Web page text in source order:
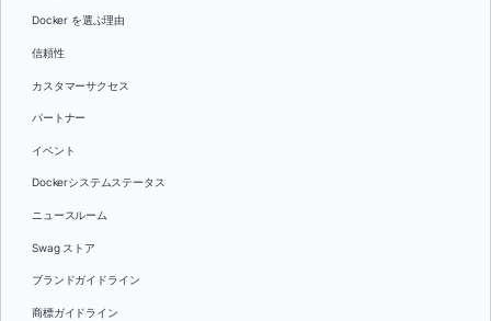
Docker を選ぶ理由
信頼性
カスタマーサクセス
パートナー
イベント
Dockerシステムステータス
ニュースルーム
Swag ストア
ブランドガイドライン
商標ガイドライン